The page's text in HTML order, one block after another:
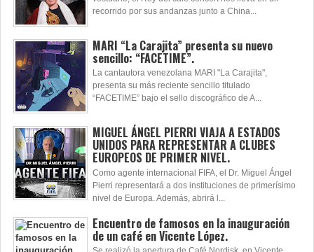
recorrido por sus andanzas junto a China...
MARI “La Carajita” presenta su nuevo
sencillo: “FACETIME”.
La cantautora venezolana MARI "La Carajita",
presenta su más reciente sencillo titulado
“FACETIME” bajo el sello discográfico de A...
MIGUEL ÁNGEL PIERRI VIAJA A ESTADOS
UNIDOS PARA REPRESENTAR A CLUBES
EUROPEOS DE PRIMER NIVEL.
Como agente internacional FIFA, el Dr. Miguel Ángel
Pierri representará a dos instituciones de primerísimo
nivel de Europa. Además, abrirá l...
Encuentro de famosos en la inauguración
de un café en Vicente López.